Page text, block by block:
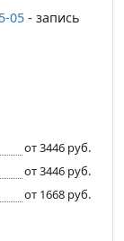
05 - запись
от 3446 руб.
от 3446 руб.
от 1668 руб.